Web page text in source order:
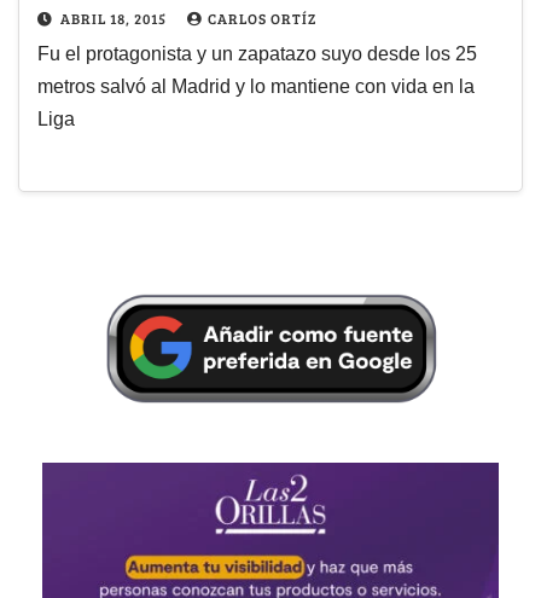
ABRIL 18, 2015 CARLOS ORTÍZ
Fu el protagonista y un zapatazo suyo desde los 25
metros salvó al Madrid y lo mantiene con vida en la
Liga